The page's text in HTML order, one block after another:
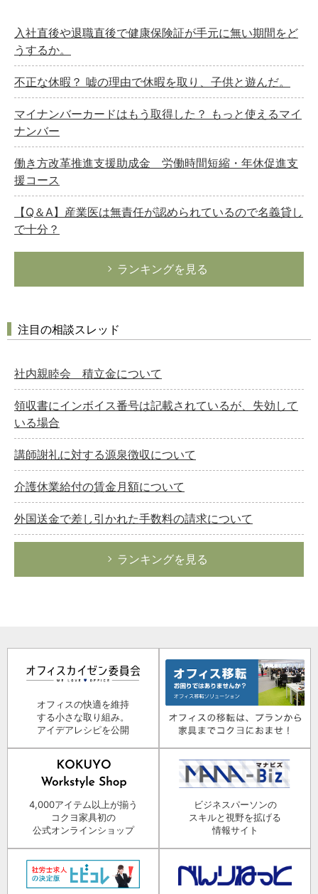
入社直後や退職直後で健康保険証が手元に無い期間をど
うするか。
不正な休暇？ 嘘の理由で休暇を取り、子供と遊んだ。
マイナンバーカードはもう取得した？ もっと使えるマイ
ナンバー
働き方改革推進支援助成金 労働時間短縮・年休促進支
援コース
【Q＆A】産業医は無責任が認められているので名義貸し
で十分？
ランキングを見る
注目の相談スレッド
社内親睦会 積立金について
領収書にインボイス番号は記載されているが、失効して
いる場合
講師謝礼に対する源泉徴収について
介護休業給付の賃金月額について
外国送金で差し引かれた手数料の請求について
ランキングを見る
オフィスの快適を維持
する小さな取り組み。
アイデアレシピを公開
4,000アイテム以上が揃う
コクヨ家具初の
公式オンラインショップ
ビジネスパーソンの
スキルと視野を拡げる
情報サイト